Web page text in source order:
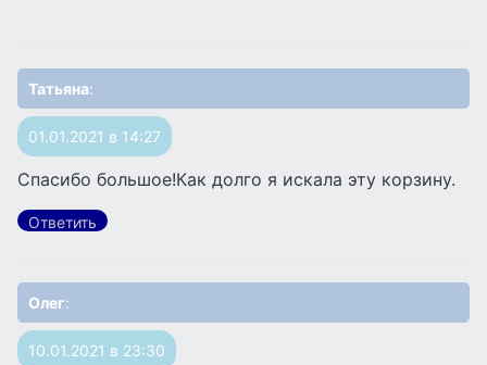
Татьяна:
01.01.2021 в 14:27
Спасибо большое!Как долго я искала эту корзину.
Ответить
Олег:
10.01.2021 в 23:30